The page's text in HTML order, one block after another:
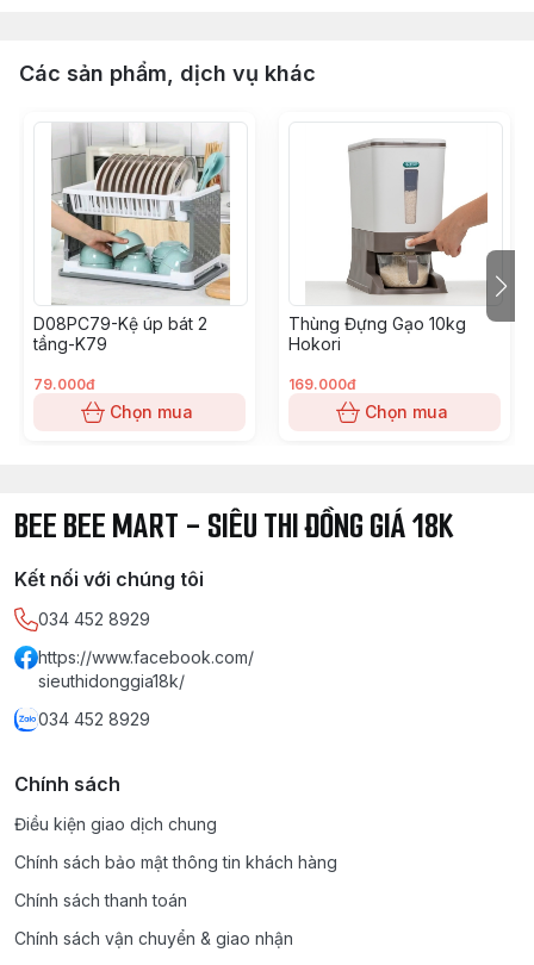
Các sản phẩm, dịch vụ khác
D08PC79-Kệ úp bát 2
tầng-K79
79.000đ
Chọn mua
Thùng Đựng Gạo 10kg
Hokori
169.000đ
Chọn mua
BEE BEE MART - SIÊU THI ĐỒNG GIÁ 18K
Kết nối với chúng tôi
034 452 8929
https://www.facebook.com/
sieuthidonggia18k/
034 452 8929
Chính sách
Điều kiện giao dịch chung
Chính sách bảo mật thông tin khách hàng
Chính sách thanh toán
Chính sách vận chuyển & giao nhận